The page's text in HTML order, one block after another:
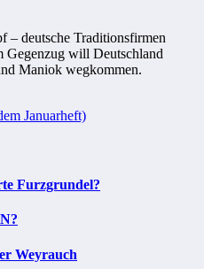
– deutsche Traditionsfirmen
Gegenzug will Deutschland
Maniok wegkommen.
Januarheft)
Furzgrundel?
Weyrauch